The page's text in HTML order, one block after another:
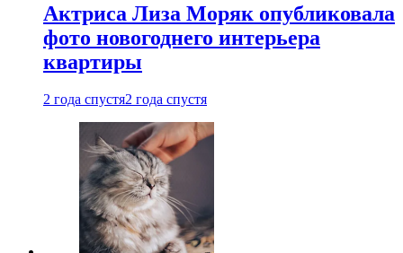
Актриса Лиза Моряк опубликовала
фото новогоднего интерьера
квартиры
2 года спустя2 года спустя